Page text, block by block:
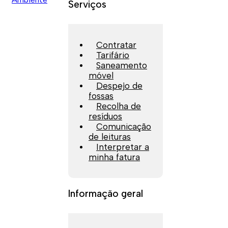
Serviços
Contratar
Tarifário
Saneamento
móvel
Despejo de
fossas
Recolha de
resíduos
Comunicação
de leituras
Interpretar a
minha fatura
Informação geral